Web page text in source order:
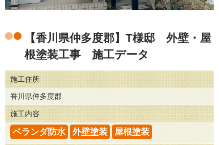
【香川県仲多度郡】T様邸 外壁・屋
根塗装工事 施工データ
施工住所
香川県仲多度郡
施工内容
ベランダ防水 外壁塗装 屋根塗装